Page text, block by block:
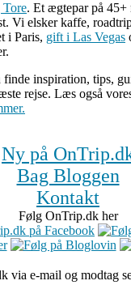
Tore. Et ægtepar på 45+
Vi elsker kaffe,
i Paris, gift i Las Vegas
inspiration, tips,
rejse. Læs også
Ny på
Bag Bloggen
Kontakt
Følg OnTrip.dk her
via e-mail og modtag